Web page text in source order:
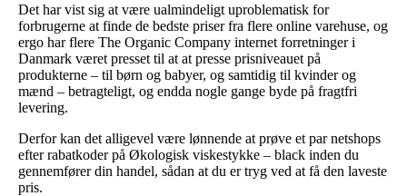
Det har vist sig at være ualmindeligt uproblematisk for
forbrugerne at finde de bedste priser fra flere online varehuse, og
ergo har flere The Organic Company internet forretninger i
Danmark været presset til at at presse prisniveauet på
produkterne – til børn og babyer, og samtidig til kvinder og
mænd – betragteligt, og endda nogle gange byde på fragtfri
levering.
Derfor kan det alligevel være lønnende at prøve et par netshops
efter rabatkoder på Økologisk viskestykke – black inden du
gennemfører din handel, sådan at du er tryg ved at få den laveste
pris.